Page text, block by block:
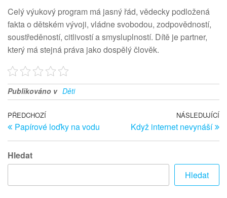
Celý výukový program má jasný řád, vědecky podložená
fakta o dětském vývoji, vládne svobodou, zodpovědností,
soustředěností, citlivostí a smysluplností. Dítě je partner,
který má stejná práva jako dospělý člověk.
Publikováno v Děti
Navigace
pro
příspěvek
Předchozí
článek
PŘEDCHOZÍ
Papírové loďky na vodu
NÁSLEDUJÍCÍ
Když internet nevynáší
Hledat
Hledat